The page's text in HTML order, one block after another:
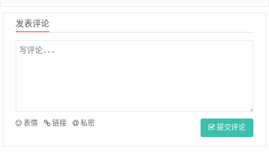
发表评论
表情 链接 私密 提交评论